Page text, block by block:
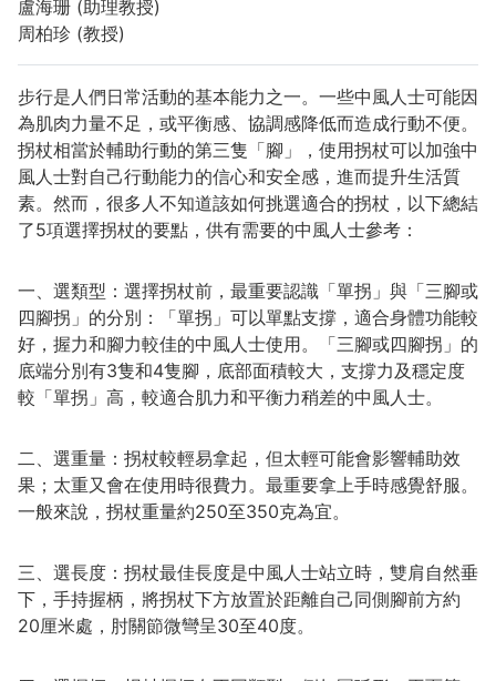
盧海珊 (助理教授)
周柏珍 (教授)
步行是人們日常活動的基本能力之一。一些中風人士可能因
為肌肉力量不足，或平衡感、協調感降低而造成行動不便。
拐杖相當於輔助行動的第三隻「腳」，使用拐杖可以加強中
風人士對自己行動能力的信心和安全感，進而提升生活質
素。然而，很多人不知道該如何挑選適合的拐杖，以下總結
了5項選擇拐杖的要點，供有需要的中風人士參考：
一、選類型：選擇拐杖前，最重要認識「單拐」與「三腳或
四腳拐」的分別：「單拐」可以單點支撐，適合身體功能較
好，握力和腳力較佳的中風人士使用。「三腳或四腳拐」的
底端分別有3隻和4隻腳，底部面積較大，支撐力及穩定度
較「單拐」高，較適合肌力和平衡力稍差的中風人士。
二、選重量：拐杖較輕易拿起，但太輕可能會影響輔助效
果；太重又會在使用時很費力。最重要拿上手時感覺舒服。
一般來說，拐杖重量約250至350克為宜。
三、選長度：拐杖最佳長度是中風人士站立時，雙肩自然垂
下，手持握柄，將拐杖下方放置於距離自己同側腳前方約
20厘米處，肘關節微彎呈30至40度。